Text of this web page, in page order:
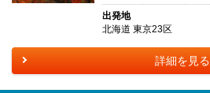
出発地
北海道 東京23区
詳細を見る